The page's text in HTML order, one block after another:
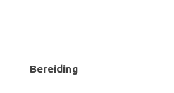
Bereiding